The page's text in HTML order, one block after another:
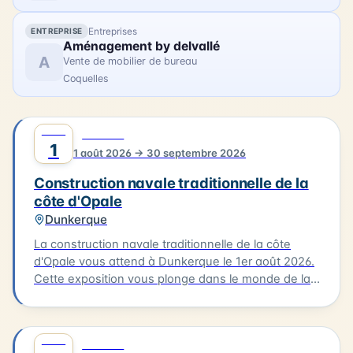
l'atmosphère créative qui a animé la baie de
Canche il y a plus d'un siècle.
ENTREPRISE Entreprises
A
Aménagement by delvallé
Vente de mobilier de bureau
Coquelles
1 1 août 2026 → 30 septembre 2026
Construction navale traditionnelle de la
côte d'Opale
Dunkerque
La construction navale traditionnelle de la côte
d'Opale vous attend à Dunkerque le 1er août 2026.
Cette exposition vous plonge dans le monde de la
Vous découvrirez les différentes étapes de la
construction d'un bateau, de la conception à la